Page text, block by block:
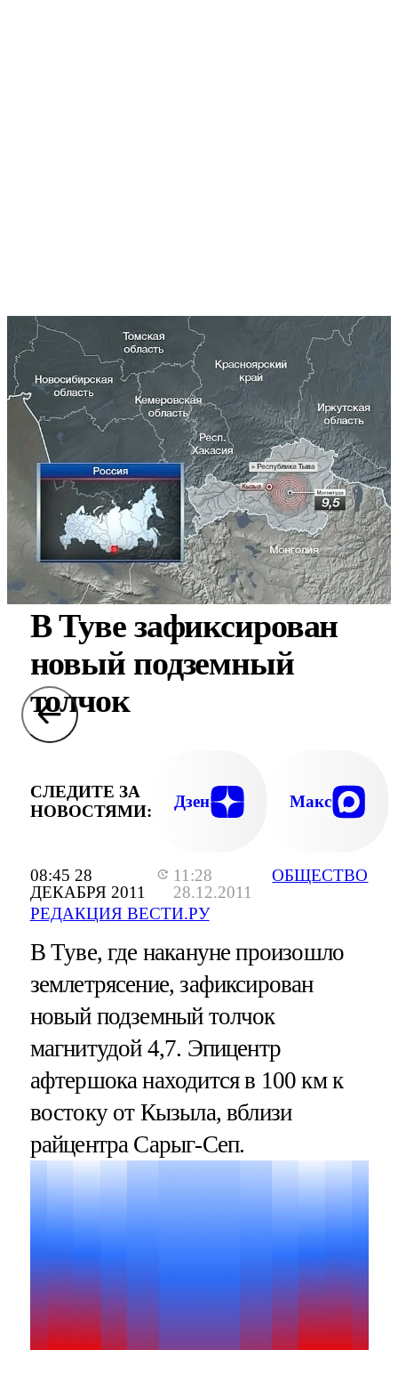
08:45 28
ДЕКАБРЯ 2011
11:28
28.12.2011
РЕДАКЦИЯ ВЕСТИ.РУ
ОБЩЕСТВО
В Туве зафиксирован
новый подземный
толчок
СЛЕДИТЕ ЗА
НОВОСТЯМИ:
Дзен Макс
В Туве, где накануне произошло
землетрясение, зафиксирован
новый подземный толчок
магнитудой 4,7. Эпицентр
афтершока находится в 100 км к
востоку от Кызыла, вблизи
райцентра Сарыг-Сеп.